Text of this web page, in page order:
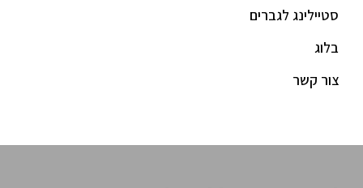
סטיילינג לגברים
בלוג
צור קשר